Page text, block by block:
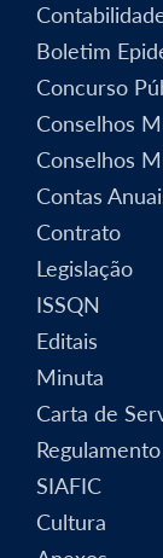
Boletim
Concurso
Conselhos
Conselhos
Contas
Contrato
Legislação
ISSQN
Editais
Minuta
Carta de
SIAFIC
Cultura